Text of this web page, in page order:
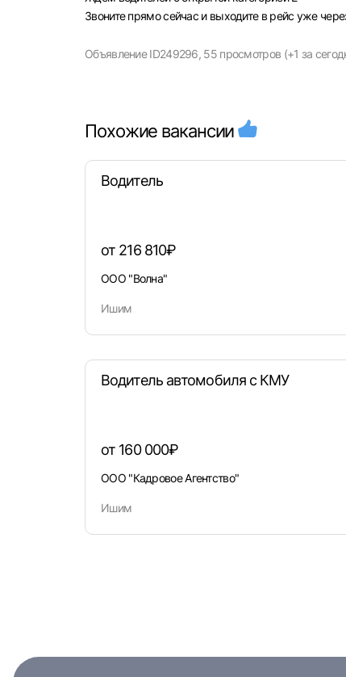
Звоните прямо сейчас и выходите в рейс уже
Объявление ID249296, 55 просмотров (+1 за
Похожие вакансии
Водитель
от 216 810₽
ООО "Волна"
Ишим
Водитель автомобиля с КМУ
от 160 000₽
ООО "Кадровое Агентство"
Ишим